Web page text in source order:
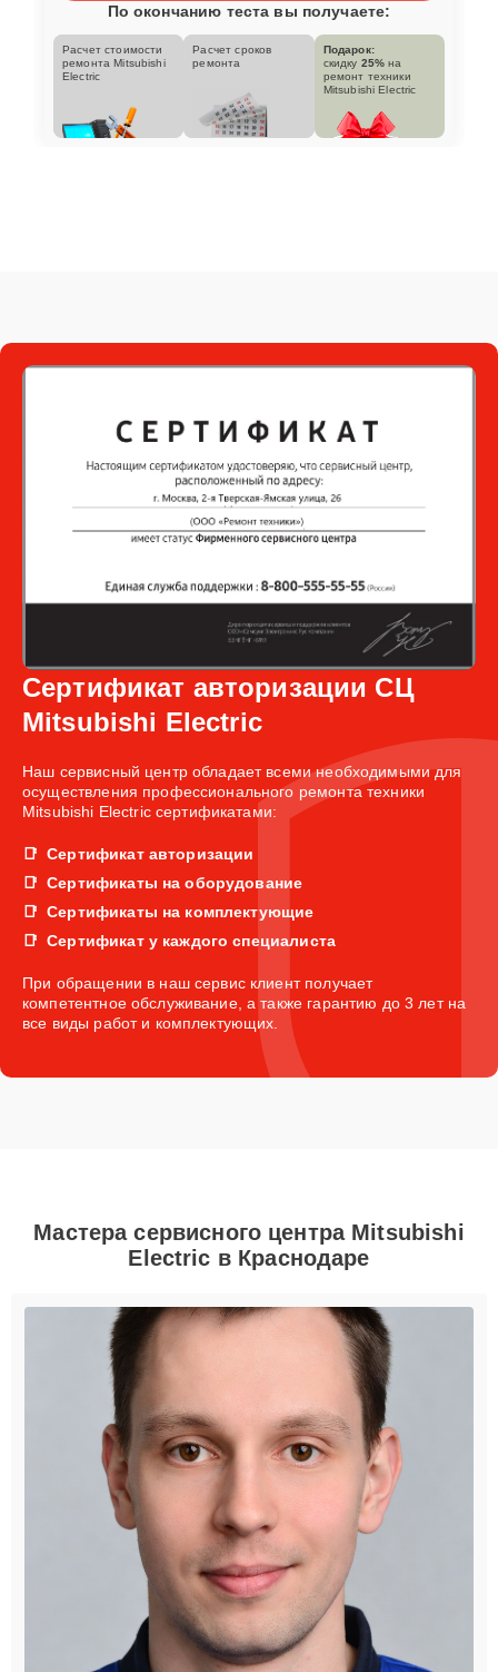
По окончанию теста вы получаете:
Расчет стоимости
ремонта Mitsubishi
Electric
Расчет сроков
ремонта
Подарок:
скидку 25% на
ремонт техники
Mitsubishi Electric
Сертификат авторизации СЦ
Mitsubishi Electric
Наш сервисный центр обладает всеми необходимыми для
осуществления профессионального ремонта техники
Mitsubishi Electric сертификатами:
Сертификат авторизации
Сертификаты на оборудование
Сертификаты на комплектующие
Сертификат у каждого специалиста
При обращении в наш сервис клиент получает
компетентное обслуживание, а также гарантию до 3 лет на
все виды работ и комплектующих.
Мастера сервисного центра Mitsubishi
Electric в Краснодаре